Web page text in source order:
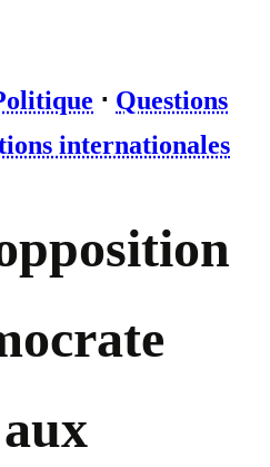
⋅ Questions
internationales